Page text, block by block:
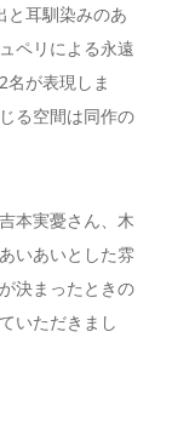
と耳馴染みのあ
ペリによる永遠
が表現しま
る空間は同作の
本実憂さん、木
いあいとした雰
決まったときの
いただきまし